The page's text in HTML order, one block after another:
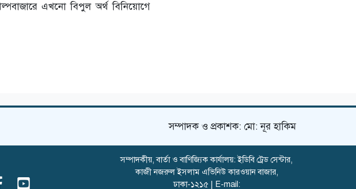
এখনো বিপুল অর্থ বিনিয়োগে
সম্পাদক ও প্রকাশক: মো: নূর হাকিম
সম্পাদকীয়, বার্তা ও বাণিজ্যিক কার্যালয়: ইডিবি ট্রেড সেন্টার,
কাজী নজরুল ইসলাম এভিনিউ কারওয়ান বাজার,
ঢাকা-১২১৫ | E-mail: